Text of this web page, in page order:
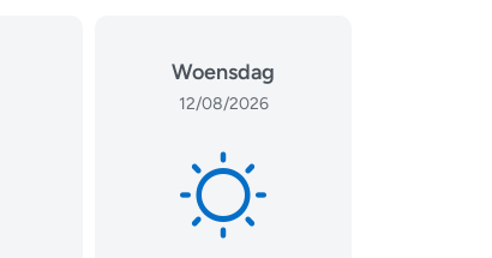
Woensdag
12/08/2026